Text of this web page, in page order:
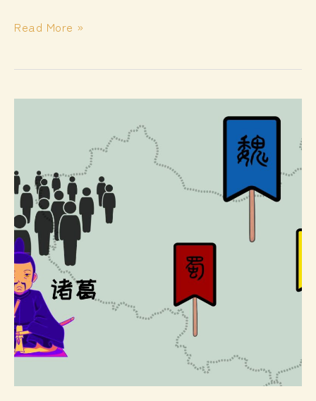
大
历
Read More »